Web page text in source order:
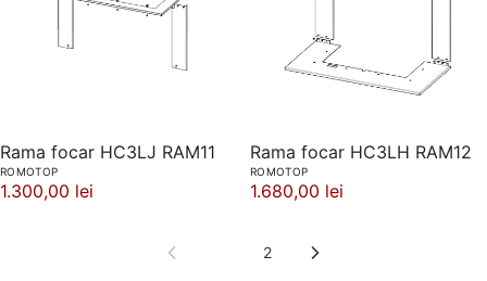
Rama focar HC3LJ RAM11
ROMOTOP
1.300,00 lei
Rama focar HC3LH RAM12
ROMOTOP
1.680,00 lei
2